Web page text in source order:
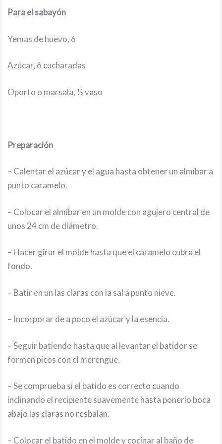
Para el sabayón
Yemas de huevo, 6
Azúcar, 6 cucharadas
Oporto o marsala, ½ vaso
Preparación
– Calentar el azúcar y el agua hasta obtener un almíbar a
punto caramelo.
– Colocar el almíbar en un molde con agujero central de
unos 24 cm de diámetro.
– Hacer girar el molde hasta que el caramelo cubra el
fondo.
– Batir en un las claras con la sal a punto nieve.
– Incorporar de a poco el azúcar y la esencia.
– Seguir batiendo hasta que al levantar el batidor se
formen picos con el merengue.
– Se comprueba si el batido es correcto cuando
inclinando el recipiente suavemente hasta ponerlo boca
abajo las claras no resbalan.
– Colocar el batido en el molde y cocinar al baño de